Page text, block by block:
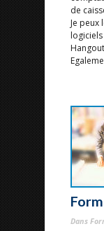
de
Je peux
Dans